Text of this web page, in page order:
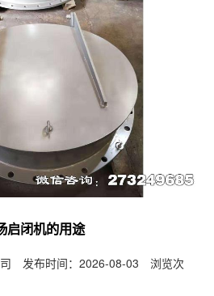
启闭机的用途
司 发布时间：2026-08-03 浏览次